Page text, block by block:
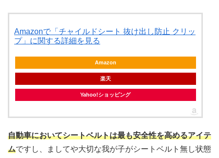
Amazonで「チャイルドシート 抜け出し防止 クリッ
プ」に関する詳細を見る
Amazon
楽天
Yahoo!ショッピング
自動車においてシートベルトは最も安全性を高めるアイテ
ムですし、ましてや大切な我が子がシートベルト無し状態